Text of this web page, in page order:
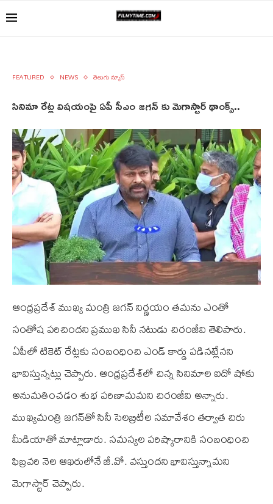
FEATURED NEWS తెలుగు న్యూస్
సినిమా రేట్ల విషయంపై ఏపీ సీఎం జగన్ కు మెగాస్టార్ థాంక్స్..
ఆంధ్రప్రదేశ్‌ ముఖ్య మంత్రి జగన్‌ నిర్ణయం తమను ఎంతో
సంతోష పరిచిందని ప్రముఖ సినీ నటుడు చిరంజీవి తెలిపారు.
ఏపీలో టికెట్‌ రేట్లకు సంబంధించి ఎండ్ కార్డు పడినట్లేనని
భావిస్తున్నట్లు చెప్పారు. ఆంధ్రప్రదేశ్‌లో చిన్న సినిమాల ఐదో షోకు
అనుమతించడం శుభ పరిణామమని చిరంజీవి అన్నారు.
ముఖ్యమంత్రి జగన్‌తో సినీ సెలబ్రిటీల సమావేశం తర్వాత చిరు
మీడియాతో మాట్లాడారు. సమస్యల పరిష్కారానికి సంబంధించి
ఫిబ్రవరి నెల ఆఖరులోనే జీ.వో. వస్తుందని భావిస్తున్నామని
మెగాస్టార్‌ చెప్పారు.